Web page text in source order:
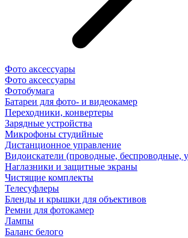
Фото аксессуары
Фото аксессуары
Фотобумага
Батареи для фото- и видеокамер
Переходники, конвертеры
Зарядные устройства
Микрофоны студийные
Дистанционное управление
Видоискатели (проводные, беспроводные,
Наглазники и защитные экраны
Чистящие комплекты
Телесуфлеры
Бленды и крышки для объективов
Ремни для фотокамер
Лампы
Баланс белого